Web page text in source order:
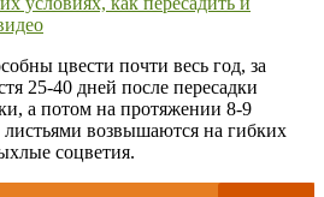
цвести почти весь год, за
25-40 дней после пересадки
а потом на протяжении 8-9
возвышаются на гибких
соцветия.